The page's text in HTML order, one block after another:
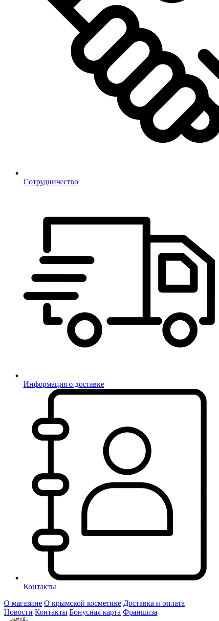
Сотрудничество
Информация о доставке
Контакты
О магазине О крымской косметике Доставка и оплата
Новости Контакты Бонусная карта Франшиза